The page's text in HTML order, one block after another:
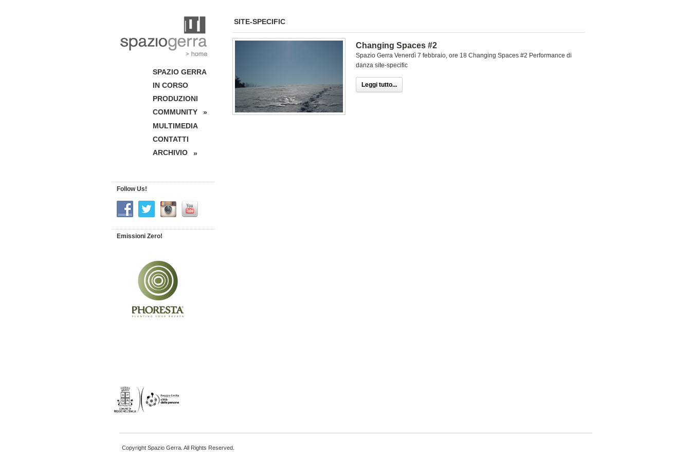
SITE-SPECIFIC
Changing Spaces #2
Spazio Gerra Venerdì 7 febbraio, ore 18 Changing Spaces #2 Performance di
danza site-specific
Leggi tutto...
SPAZIO GERRA
IN CORSO
PRODUZIONI
COMMUNITY
»
MULTIMEDIA
CONTATTI
ARCHIVIO
»
Follow Us!
Emissioni Zero!
Copyright Spazio Gerra. All Rights Reserved.